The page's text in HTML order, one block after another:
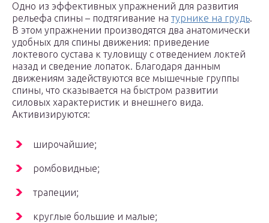
Одно из эффективных упражнений для развития
рельефа спины – подтягивание на турнике на грудь.
В этом упражнении производятся два анатомически
удобных для спины движения: приведение
локтевого сустава к туловищу с отведением локтей
назад и сведение лопаток. Благодаря данным
движениям задействуются все мышечные группы
спины, что сказывается на быстром развитии
силовых характеристик и внешнего вида.
Активизируются:
широчайшие;
ромбовидные;
трапеции;
круглые большие и малые;